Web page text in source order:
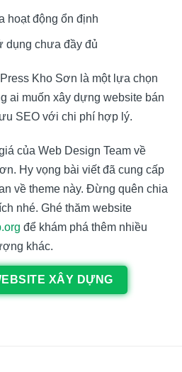
hoạt động ổn định
dụng chưa đầy đủ
Kho Sơn là một lựa chọn
ai muốn xây dựng website bán
SEO với chi phí hợp lý.
của Web Design Team về
Hy vọng bài viết đã cung cấp
về theme này. Đừng quên chia
nhé. Ghé thăm website
để khám phá thêm nhiều
khác.
XÂY DỰNG